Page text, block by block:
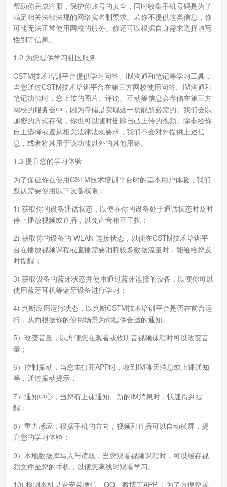
帮助你完成注册，保护你账号的安全，同时收集手机号码是为了
满足相关法律法规的网络实名制要求。若你不提供这类信息，你
可能无法正常使用网校的服务。你还可以根据自身需求选择填写
性别等信息。
1.2 为您提供学习社区服务
CSTM技术培训平台提供学习问答、IM沟通和笔记等学习工具，
当您通过CSTM技术培训平台在第三方网校使用问答、IM沟通和
笔记功能时，您上传的图片、评论、互动等信息会存储在第三方
网校的服务器中，因为存储是实现这一功能所必需的。我们会以
加密的方式存储，你也可以随时删除自己上传的视频。除非经你
自主选择或遵从相关法律法规要求，我们不会对外提供上述信
息，或者将其用于该功能以外的其他用途。
1.3 提升您的学习体验
为了保证你在使用CSTM技术培训平台时的基本用户体验，我们
默认需要使用以下设备权限：
1) 获取你的设备通话状态，以便在你的设备处于通话状态时及时
停止播放视频或直播，以免声音相互干扰；
2) 获取你的设备的 WLAN 连接状态，以便在CSTM技术培训平
台在播放视频课程或直播需要消耗较多数据流量时，能给给您及
时提醒；
3) 获取设备的蓝牙状态并使用通过蓝牙连接的设备，以便你可以
使用蓝牙耳机等蓝牙设备进行学习；
4) 判断应用运行状态，以判断CSTM技术培训平台是否在前台运
行，从而根据你的使用场景为你提供合适的通知。
5）改变音量，以方便您在观看或收听音视频课程时可以改变音
量；
6）控制振动，当您未打开APP时，收到IM聊天消息或上课通知
等，通过振动提示，
7）通知中心，当您有上课通知、新的IM消息时，快速得到提
醒；
8）重力感应，根据手机的方向，视频和直播可以自动横屏，提
升您的学习体验；
9）本地数据库写入与读取，当您观看视频课程时，可以缓存视
频文件至您的手机，以便您离线时观看学习。
10) 检测本机是否安装微信、QQ、微博等APP ：为了方便您采